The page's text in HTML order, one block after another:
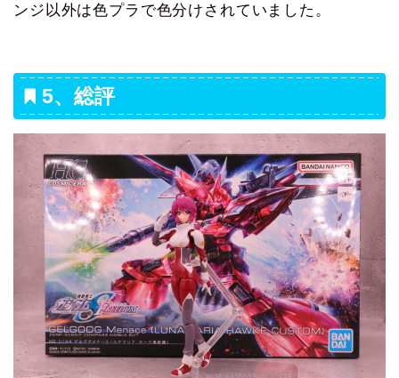
ンジ以外は色プラで色分けされていました。
5、総評